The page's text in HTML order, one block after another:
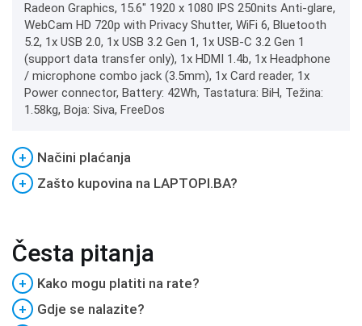
Radeon Graphics, 15.6" 1920 x 1080 IPS 250nits Anti-glare,
WebCam HD 720p with Privacy Shutter, WiFi 6, Bluetooth
5.2, 1x USB 2.0, 1x USB 3.2 Gen 1, 1x USB-C 3.2 Gen 1
(support data transfer only), 1x HDMI 1.4b, 1x Headphone
/ microphone combo jack (3.5mm), 1x Card reader, 1x
Power connector, Battery: 42Wh, Tastatura: BiH, Težina:
1.58kg, Boja: Siva, FreeDos
+
Načini plaćanja
+
Zašto kupovina na LAPTOPI.BA?
Česta pitanja
+
Kako mogu platiti na rate?
+
Gdje se nalazite?